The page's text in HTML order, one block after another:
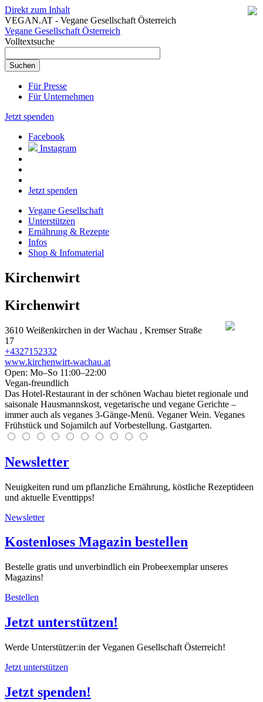
Direkt zum Inhalt
VEGAN.AT - Vegane Gesellschaft Österreich
Vegane Gesellschaft Österreich
Volltextsuche
Für Presse
Für Unternehmen
Jetzt spenden
Facebook
Instagram
Jetzt spenden
Vegane Gesellschaft
Unterstützen
Ernährung & Rezepte
Infos
Shop & Infomaterial
Kirchenwirt
Kirchenwirt
3610 Weißenkirchen in der Wachau , Kremser Straße
17
+4327152332
www.kirchenwirt-wachau.at
Open: Mo–So 11:00–22:00
Vegan-freundlich
Das Hotel-Restaurant in der schönen Wachau bietet regionale und
saisonale Hausmannskost, vegetarische und vegane Gerichte –
immer auch als veganes 3-Gänge-Menü. Veganer Wein. Veganes
Frühstück und Sojamilch auf Vorbestellung. Gastgarten.
Newsletter
Neuigkeiten rund um pflanzliche Ernährung, köstliche Rezeptideen
und aktuelle Eventtipps!
Newsletter
Kostenloses Magazin bestellen
Bestelle gratis und unverbindlich ein Probeexemplar unseres
Magazins!
Bestellen
Jetzt unterstützen!
Werde Unterstützer:in der Veganen Gesellschaft Österreich!
Jetzt unterstützen
Jetzt spenden!